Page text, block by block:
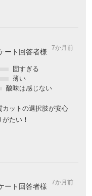
ート回答者様 7か月前
固すぎる
薄い
酸味は感じない
ットの選択肢が安心
たい！
ート回答者様 7か月前